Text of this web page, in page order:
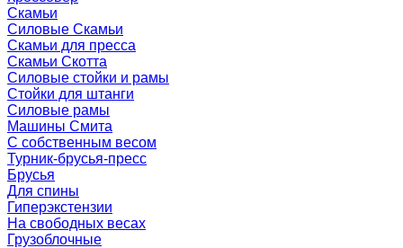
Скамьи
Силовые Скамьи
Скамьи для пресса
Скамьи Скотта
Силовые стойки и рамы
Стойки для штанги
Силовые рамы
Машины Смита
C собственным весом
Турник-брусья-пресс
Брусья
Для спины
Гиперэкстензии
На свободных весах
Грузоблочные